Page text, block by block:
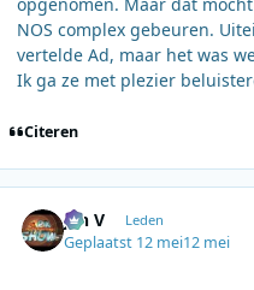
NOS complex gebeuren.
vertelde Ad, maar het was
Ik ga ze met plezier
Citeren
jan V Leden
Geplaatst 12 mei12 mei